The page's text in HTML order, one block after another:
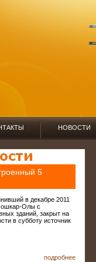
НОВОСТИ
5
в декабре 2011
Олы с
зданий, закрыт на
в субботу источник
подробнее